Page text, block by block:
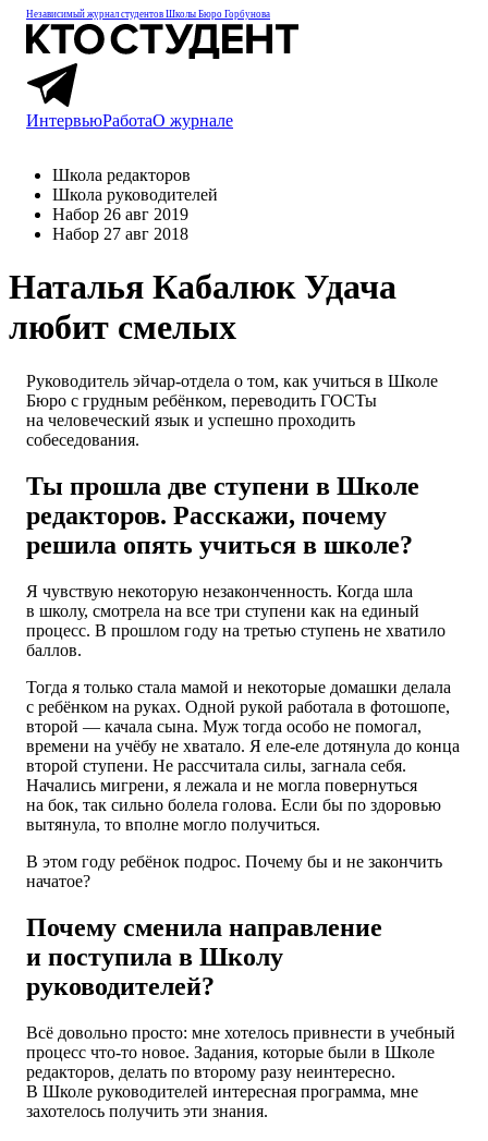
Независимый журнал студентов Школы Бюро Горбунова
ИнтервьюРаботаО журнале
Школа редакторов
Школа руководителей
Набор 26 авг 2019
Набор 27 авг 2018
Наталья КабалюкУдача
любит смелых
Руководитель эйчар-отдела о том, как учиться в Школе
Бюро с грудным ребёнком, переводить ГОСТы
на человеческий язык и успешно проходить
собеседования.
Ты прошла две ступени в Школе
редакторов. Расскажи, почему
решила опять учиться в школе?
Я чувствую некоторую незаконченность. Когда шла
в школу, смотрела на все три ступени как на единый
процесс. В прошлом году на третью ступень не хватило
баллов.
Тогда я только стала мамой и некоторые домашки делала
с ребёнком на руках. Одной рукой работала в фотошопе,
второй — качала сына. Муж тогда особо не помогал,
времени на учёбу не хватало. Я еле-еле дотянула до конца
второй ступени. Не рассчитала силы, загнала себя.
Начались мигрени, я лежала и не могла повернуться
на бок, так сильно болела голова. Если бы по здоровью
вытянула, то вполне могло получиться.
В этом году ребёнок подрос. Почему бы и не закончить
начатое?
Почему сменила направление
и поступила в Школу
руководителей?
Всё довольно просто: мне хотелось привнести в учебный
процесс что-то новое. Задания, которые были в Школе
редакторов, делать по второму разу неинтересно.
В Школе руководителей интересная программа, мне
захотелось получить эти знания.